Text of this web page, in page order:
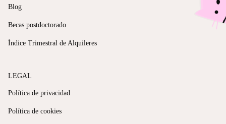
Blog
Becas postdoctorado
Índice Trimestral de Alquileres
LEGAL
Política de privacidad
Política de cookies